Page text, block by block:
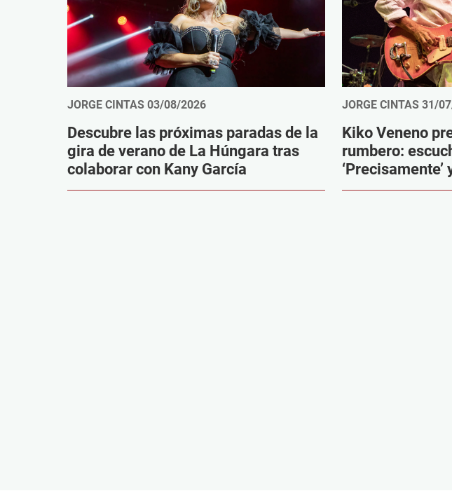
JORGE CINTAS 03/08/2026
Descubre las próximas paradas de la
gira de verano de La Húngara tras
colaborar con Kany García
JORGE CINTAS 31/
Kiko Veneno
rumbero:
‘Precisamente’